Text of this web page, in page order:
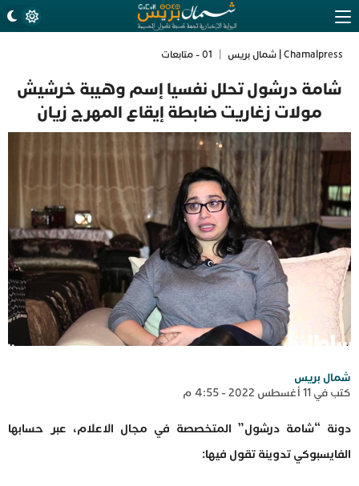
Chamalpress | شمال بريس 01 - متابعات
شامة درشول تحلل نفسيا إسم وهيبة خرشيش
مولات زغاريت ضابطة إيقاع المهرج زيان
شمال بريس
كتب في 11 أغسطس 2022 - 4:55 م
دونة “شامة درشول” المتخصصة في مجال الاعلام، عبر حسابها
الفايسبوكي تدوينة تقول فيها: